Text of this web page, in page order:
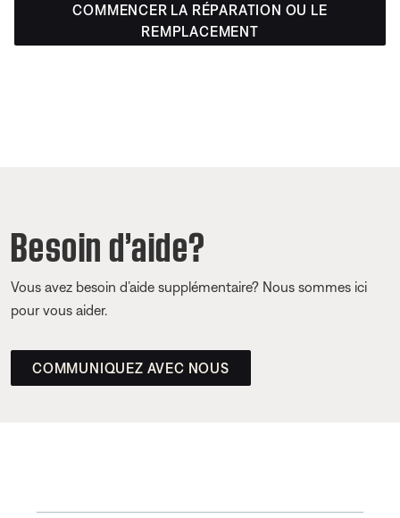
COMMENCER LA RÉPARATION OU LE
REMPLACEMENT
Besoin d’aide?
Vous avez besoin d’aide supplémentaire? Nous sommes ici
pour vous aider.
COMMUNIQUEZ AVEC NOUS